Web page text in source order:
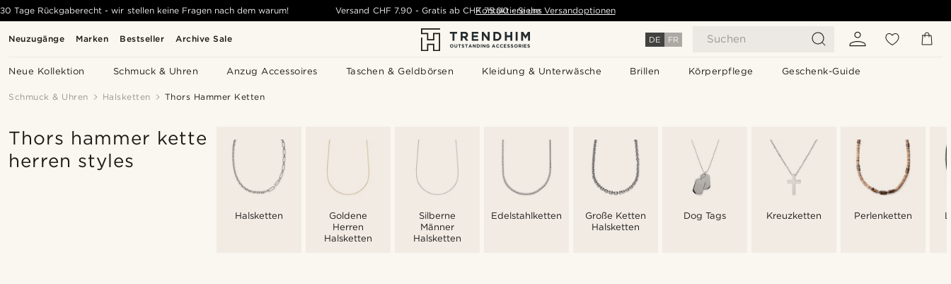
Neuzugänge Marken Bestseller Archive Sale DE FR Suchen
Neue Kollektion Schmuck & Uhren Anzug Accessoires Taschen & Geldbörsen Kleidung & Unterwäsche Brillen Körperpflege Geschenk-Guide
30 Tage Rückgaberecht - wir stellen keine Fragen nach dem warum! Versand CHF 7.90 - Gratis ab CHF 75.00 - Siehe Versandoptionen
Kontaktiere uns
Schmuck & Uhren Halsketten Thors Hammer Ketten
Thors hammer kette
herren styles
Halsketten
Goldene
Herren
Halsketten
Silberne
Männer
Halsketten
Edelstahlketten
Große Ketten
Halsketten
Dog Tags Kreuzketten Perlenketten